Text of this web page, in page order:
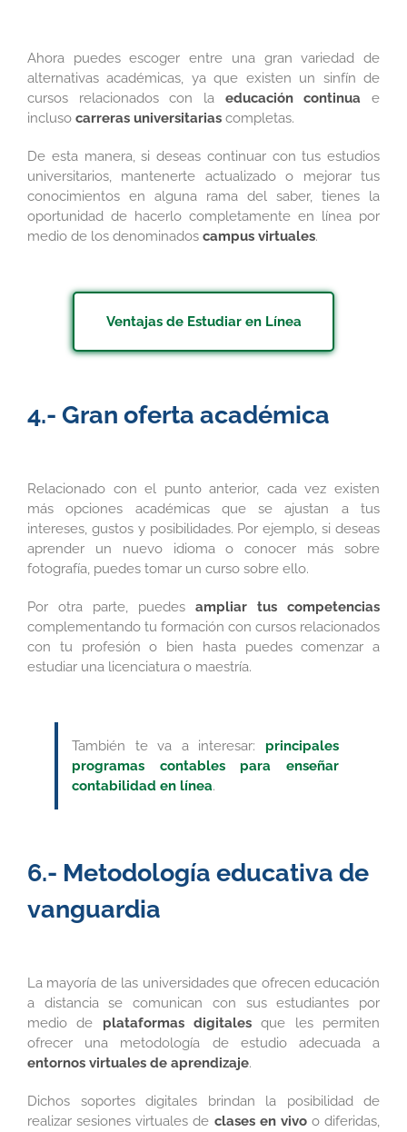
Ahora puedes escoger entre una gran variedad de
alternativas académicas, ya que existen un sinfín de
cursos relacionados con la educación continua e
incluso carreras universitarias completas.
De esta manera, si deseas continuar con tus estudios
universitarios, mantenerte actualizado o mejorar tus
conocimientos en alguna rama del saber, tienes la
oportunidad de hacerlo completamente en línea por
medio de los denominados campus virtuales.
Ventajas de Estudiar en Línea
4.- Gran oferta académica
Relacionado con el punto anterior, cada vez existen
más opciones académicas que se ajustan a tus
intereses, gustos y posibilidades. Por ejemplo, si deseas
aprender un nuevo idioma o conocer más sobre
fotografía, puedes tomar un curso sobre ello.
Por otra parte, puedes ampliar tus competencias
complementando tu formación con cursos relacionados
con tu profesión o bien hasta puedes comenzar a
estudiar una licenciatura o maestría.
También te va a interesar: principales
programas contables para enseñar
contabilidad en línea.
6.- Metodología educativa de
vanguardia
La mayoría de las universidades que ofrecen educación
a distancia se comunican con sus estudiantes por
medio de plataformas digitales que les permiten
ofrecer una metodología de estudio adecuada a
entornos virtuales de aprendizaje.
Dichos soportes digitales brindan la posibilidad de
realizar sesiones virtuales de clases en vivoo diferidas,